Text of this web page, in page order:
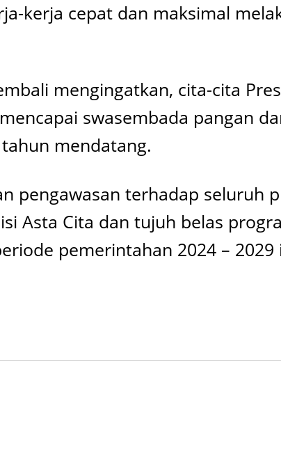
kerja cepat dan maksimal
mengingatkan, cita-cita
swasembada pangan
mendatang.
pengawasan terhadap seluruh
Asta Cita dan tujuh belas
pemerintahan 2024 – 2029